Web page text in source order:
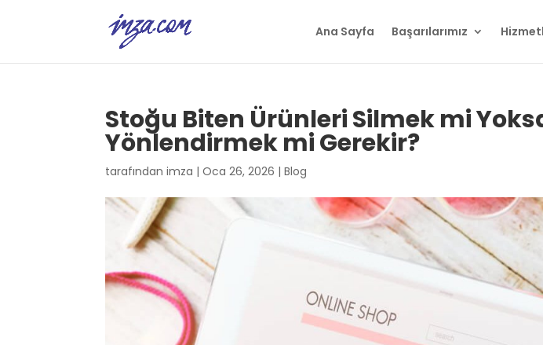
Ana Sayfa Başarılarımız
Stoğu Biten Ürünleri Silmek mi
Yönlendirmek mi Gerekir?
tarafındanimza |Oca 26, 2026 |Blog